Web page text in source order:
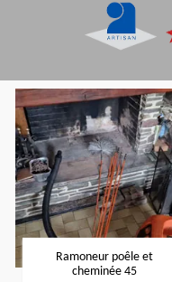
Ramoneur poêle et
cheminée 45